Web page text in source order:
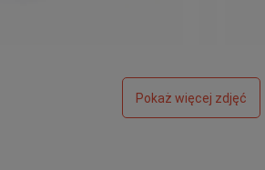
Pokaż więcej zdjęć